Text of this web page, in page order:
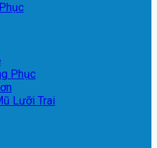
Phục
Lưỡi Trai